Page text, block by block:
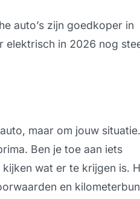
auto’s zijn goedkoper in
elektrisch in 2026 nog
maar om jouw situatie.
Ben je toe aan iets
wat er te krijgen is.
en